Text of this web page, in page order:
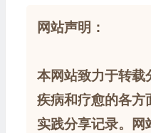
网站声明：
本网站致力于转载
疾病和疗愈的各方
实践分享记录。网